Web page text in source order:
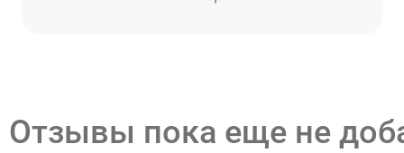
Отзывы пока еще не